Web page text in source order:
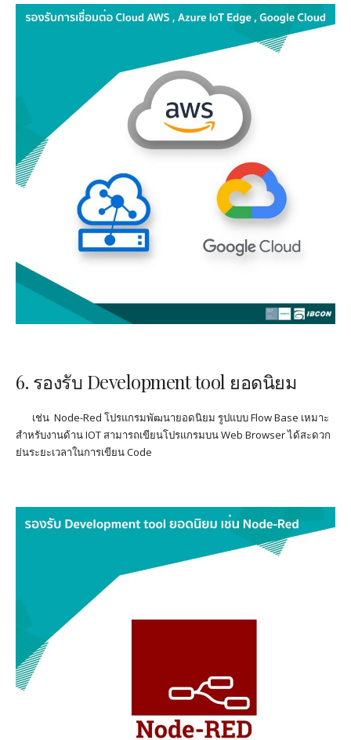
6. รองรับ Development tool ยอดนิยม
เช่น Node-Red โปรแกรมพัฒนายอดนิยม รูปแบบFlow Base เหมาะ
สำหรับงานด้านIOT สามารถเขียนโปรแกรมบนWeb Browserได้สะดวก
ย่นระยะเวลาในการเขียนCode